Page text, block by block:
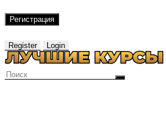
Регистрация
Register Login